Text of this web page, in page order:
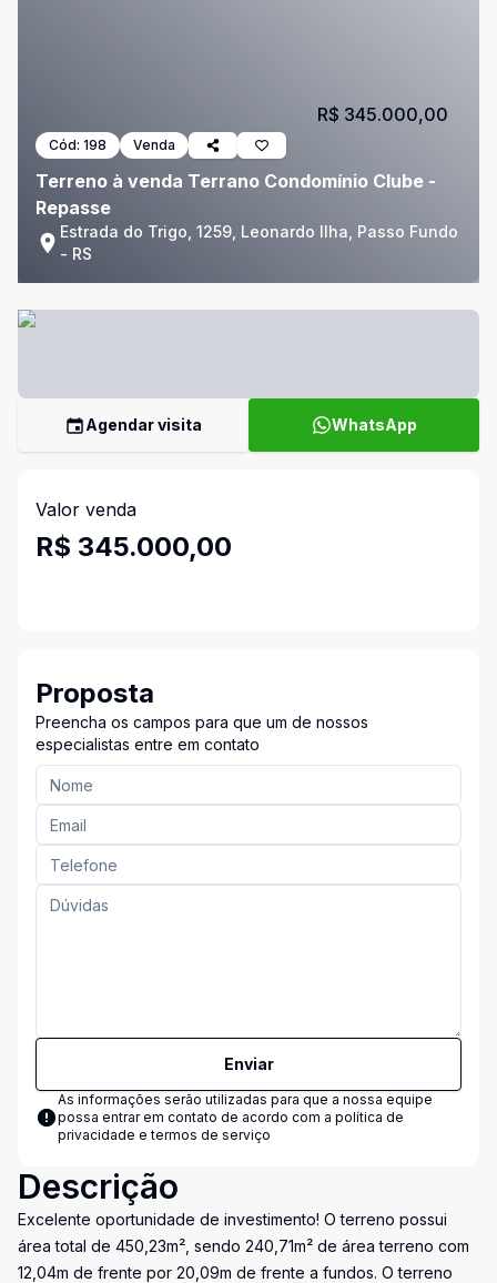
Cód: 198 Venda
Terreno à venda Terrano Condomínio Clube -
Repasse
Estrada do Trigo, 1259, Leonardo Ilha, Passo Fundo
- RS
R$ 345.000,00
Agendar visita WhatsApp
Valor venda
R$ 345.000,00
Proposta
Preencha os campos para que um de nossos
especialistas entre em contato
Enviar
As informações serão utilizadas para que a nossa equipe
possa entrar em contato de acordo com a política de
privacidade e termos de serviço
Descrição
Excelente oportunidade de investimento! O terreno possui
área total de 450,23m², sendo 240,71m² de área terreno com
12,04m de frente por 20,09m de frente a fundos. O terreno